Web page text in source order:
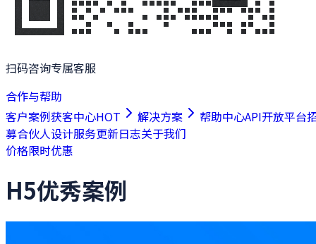
扫码咨询专属客服
合作与帮助
客户案例获客中心HOT 解决方案 帮助中心API开放平台
募合伙人设计服务更新日志关于我们
价格限时优惠
H5优秀案例